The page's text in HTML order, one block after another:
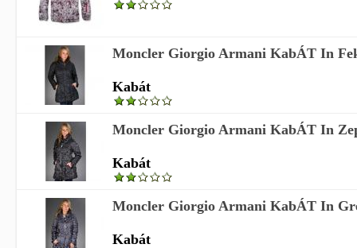
Moncler Giorgio Armani KabÁT In
Kabát
Moncler Giorgio Armani KabÁT In
Kabát
Moncler Giorgio Armani KabÁT In
Kabát